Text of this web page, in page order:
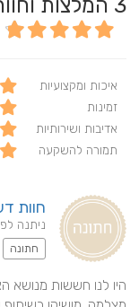
3
איכות ומקצועיות
זמינות
אדיבות ושירותיות
תמורה להשקעה
חוות
ניתנה לפני
חתונה